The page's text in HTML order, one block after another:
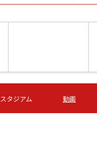
第16節 09/06 (日) 15:00
-
スタジアム 動画